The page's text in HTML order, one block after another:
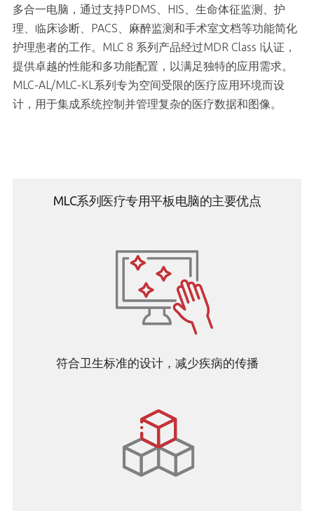
多合一电脑，通过支持PDMS、HIS、生命体征监测、护
理、临床诊断、PACS、麻醉监测和手术室文档等功能简化
护理患者的工作。MLC 8 系列产品经过MDR Class I认证，
提供卓越的性能和多功能配置，以满足独特的应用需求。
MLC-AL/MLC-KL系列专为空间受限的医疗应用环境而设
计，用于集成系统控制并管理复杂的医疗数据和图像。
MLC系列医疗专用平板电脑的主要优点
符合卫生标准的设计，减少疾病的传播